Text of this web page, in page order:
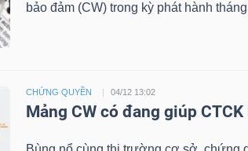
bảo đảm (CW) trong kỳ phát hành
CHỨNG QUYỀN 04/12 13:02
Mảng CW có đang giúp